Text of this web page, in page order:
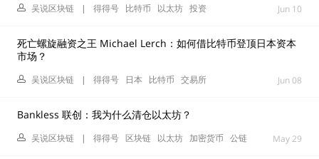
吴说区块链 | 得得号 比特币 以太坊 投资 Jun 10
死亡螺旋融资之王 Michael Lerch：如何借比特币登顶日本资本
市场？
吴说区块链 | 得得号 日本 比特币 交易所 Jun 08
Bankless 联创：我为什么清仓以太坊？
吴说区块链 | 得得号 区块链 以太坊 加密货币 公链 May 29